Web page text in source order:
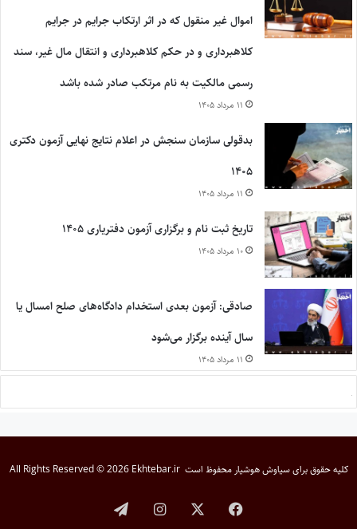
اموال غیر منقول که در اثر ارتکاب جرایم در جرایم
کلاهبرداری و در حکم کلاهبرداری و انتقال مال غیر، سند
رسمی مالکیت به نام مرتکب صادر شده باشد
۱۱ مرداد ۱۴۰۵
بدقولی سازمان سنجش در اعلام نتایج نهایی آزمون دکتری
۱۴۰۵
۱۱ مرداد ۱۴۰۵
تاریخ ثبت نام و برگزاری آزمون دفتریاری ۱۴۰۵
۱۰ مرداد ۱۴۰۵
صادقی: آزمون بعدی استخدام دادگاه‌های صلح امسال یا
سال آینده برگزار می‌شود
۱۱ مرداد ۱۴۰۵
کلیه حقوق برایسیاوش هوشیار محفوظ است All Rights Reserved © 2026 Ekhtebar.ir